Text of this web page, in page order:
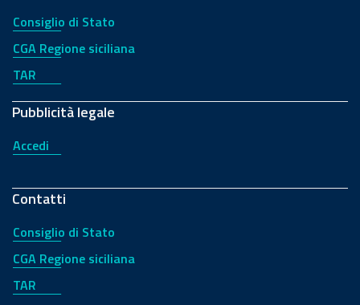
Consiglio di Stato
CGA Regione siciliana
TAR
Pubblicità legale
Accedi
Contatti
Consiglio di Stato
CGA Regione siciliana
TAR